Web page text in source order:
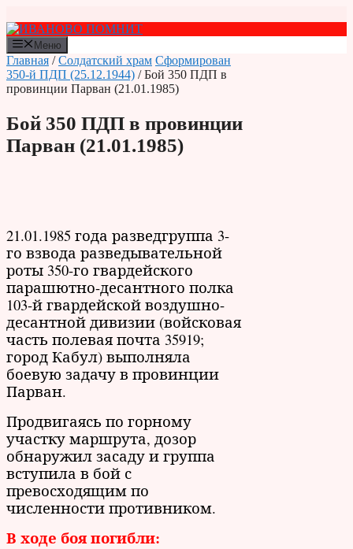
к
содержимому
Меню
Главная /Солдатский храм Сформирован
350-й ПДП (25.12.1944) / Бой 350 ПДП в
провинции Парван (21.01.1985)
Бой 350 ПДП в провинции
Парван (21.01.1985)
21.01.1985 года разведгруппа 3-
го взвода разведывательной
роты 350-го гвардейского
парашютно-десантного полка
103-й гвардейской воздушно-
десантной дивизии (войсковая
часть полевая почта 35919;
город Кабул) выполняла
боевую задачу в провинции
Парван.
Продвигаясь по горному
участку маршрута, дозор
обнаружил засаду и группа
вступила в бой с
превосходящим по
численности противником.
В ходе боя погибли: